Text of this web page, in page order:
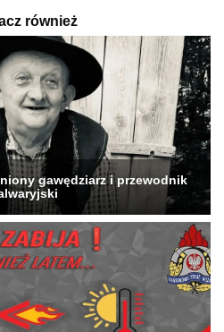
również
gawędziarz i przewodnik